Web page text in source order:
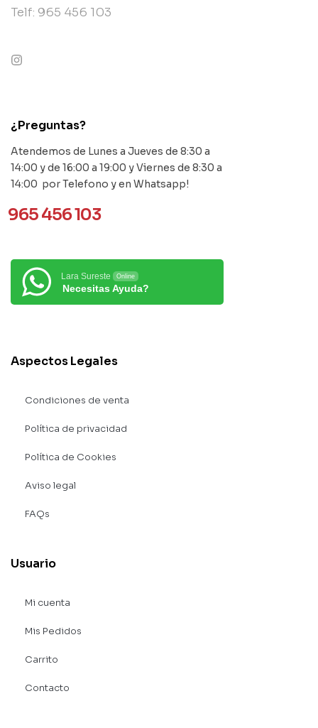
Telf: 965 456 103
¿Preguntas?
Atendemos de Lunes a Jueves de 8:30 a
14:00 y de 16:00 a 19:00 y Viernes de 8:30 a
14:00 por Telefono y en Whatsapp!
965 456 103
Lara Sureste Online
Necesitas Ayuda?
Aspectos Legales
Condiciones de venta
Política de privacidad
Política de Cookies
Aviso legal
FAQs
Usuario
Mi cuenta
Mis Pedidos
Carrito
Contacto